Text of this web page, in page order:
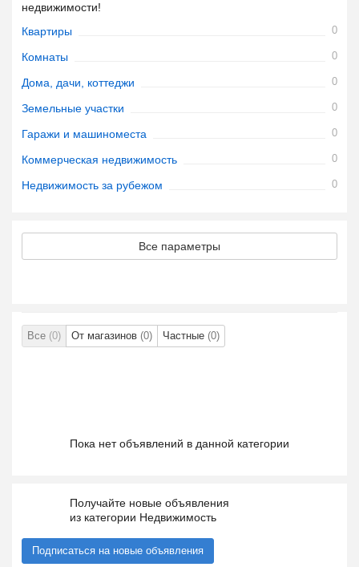
недвижимости!
Квартиры
0
Комнаты 0
Дома, дачи, коттеджи 0
Земельные участки 0
Гаражи и машиноместа 0
Коммерческая недвижимость 0
Недвижимость за рубежом 0
Все параметры
Все (0) От магазинов (0) Частные (0)
Пока нет объявлений в данной категории
Получайте новые объявления
из категории Недвижимость
Подписаться на новые объявления